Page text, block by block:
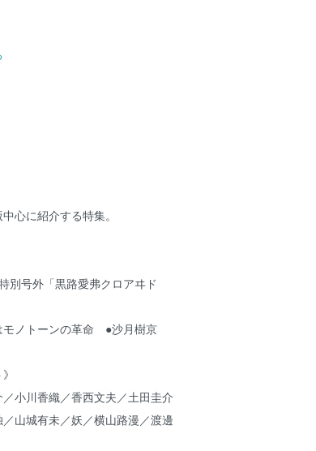
心に紹介する特集。
別号外「黒路愛弗クロアヰド
モノトーンの革命 ●沙月樹京
小川香織／香西文夫／土田圭介
山城有未／妖／横山路漫／渡邊